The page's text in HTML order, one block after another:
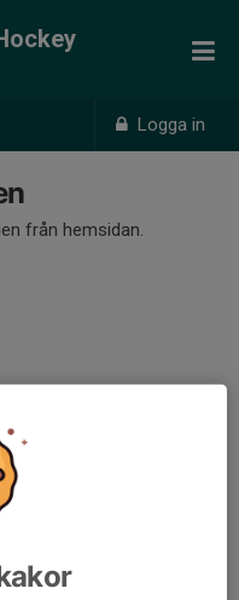
Logga in
från hemsidan.